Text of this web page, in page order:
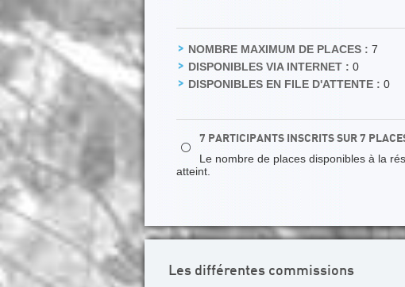
NOMBRE MAXIMUM DE PLACES : 7
DISPONIBLES VIA INTERNET : 0
DISPONIBLES EN FILE D'ATTENTE : 0
⚪
7 PARTICIPANTS INSCRITS SUR 7
Le nombre de places disponibles à la
atteint.
Les différentes commissions